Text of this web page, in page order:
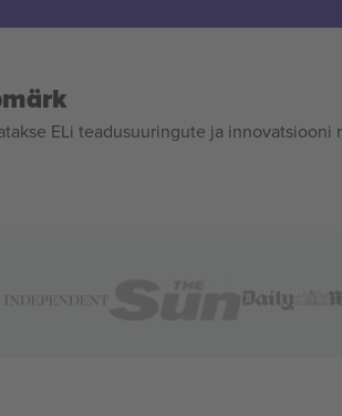
ELi teadusuuringute ja innovatsiooni